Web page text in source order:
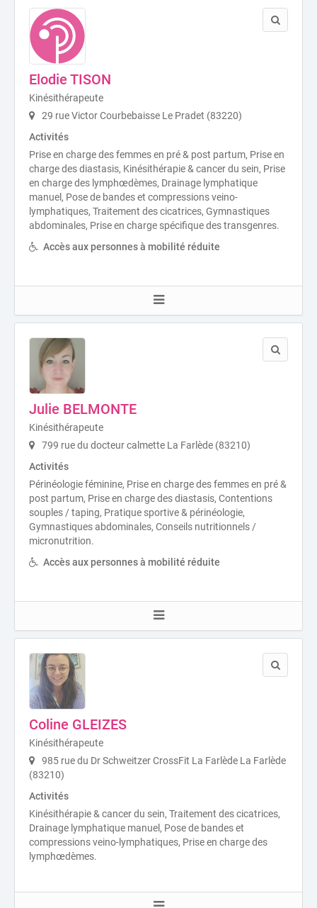
Elodie TISON
Kinésithérapeute
29 rue Victor Courbebaisse Le Pradet (83220)
Activités
Prise en charge des femmes en pré & post partum, Prise en
charge des diastasis, Kinésithérapie & cancer du sein, Prise
en charge des lymphœdèmes, Drainage lymphatique
manuel, Pose de bandes et compressions veino-
lymphatiques, Traitement des cicatrices, Gymnastiques
abdominales, Prise en charge spécifique des transgenres.
Accès aux personnes à mobilité réduite
Julie BELMONTE
Kinésithérapeute
799 rue du docteur calmette La Farlède (83210)
Activités
Périnéologie féminine, Prise en charge des femmes en pré &
post partum, Prise en charge des diastasis, Contentions
souples / taping, Pratique sportive & périnéologie,
Gymnastiques abdominales, Conseils nutritionnels /
micronutrition.
Accès aux personnes à mobilité réduite
Coline GLEIZES
Kinésithérapeute
985 rue du Dr Schweitzer CrossFit La Farlède La Farlède
(83210)
Activités
Kinésithérapie & cancer du sein, Traitement des cicatrices,
Drainage lymphatique manuel, Pose de bandes et
compressions veino-lymphatiques, Prise en charge des
lymphœdèmes.